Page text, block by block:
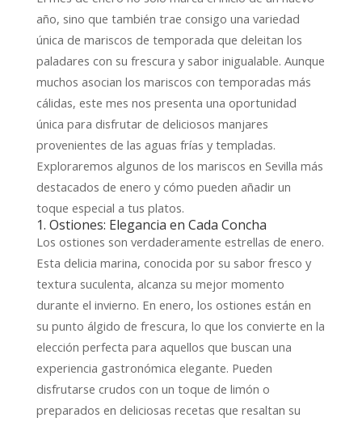
año, sino que también trae consigo una variedad
única de mariscos de temporada que deleitan los
paladares con su frescura y sabor inigualable. Aunque
muchos asocian los mariscos con temporadas más
cálidas, este mes nos presenta una oportunidad
única para disfrutar de deliciosos manjares
provenientes de las aguas frías y templadas.
Exploraremos algunos de los mariscos en Sevilla más
destacados de enero y cómo pueden añadir un
toque especial a tus platos.
1. Ostiones: Elegancia en Cada Concha
Los ostiones son verdaderamente estrellas de enero.
Esta delicia marina, conocida por su sabor fresco y
textura suculenta, alcanza su mejor momento
durante el invierno. En enero, los ostiones están en
su punto álgido de frescura, lo que los convierte en la
elección perfecta para aquellos que buscan una
experiencia gastronómica elegante. Pueden
disfrutarse crudos con un toque de limón o
preparados en deliciosas recetas que resaltan su